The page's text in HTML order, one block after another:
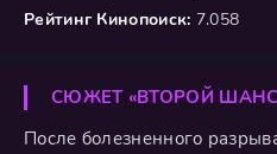
Рейтинг Кинопоиск: 7.058
СЮЖЕТ «ВТОРОЙ
После болезненного